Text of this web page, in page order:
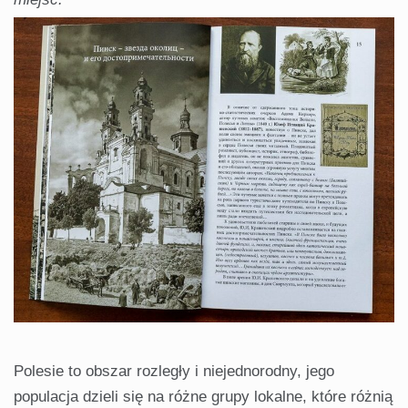
Polesie to obszar rozległy i niejednorodny, jego
populacja dzieli się na różne grupy lokalne, które różnią